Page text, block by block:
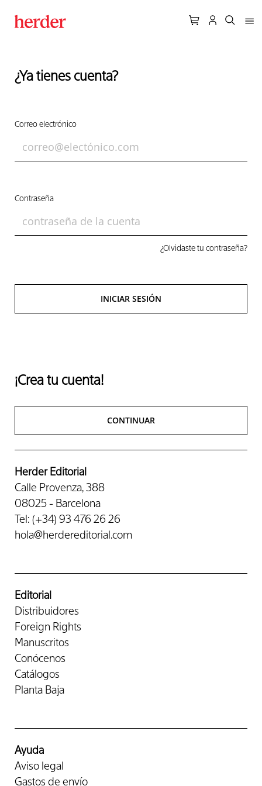
¿Ya tienes cuenta?
Correo electrónico
Contraseña
¿Olvidaste tu contraseña?
INICIAR SESIÓN
¡Crea tu cuenta!
CONTINUAR
Herder Editorial
Calle Provenza, 388
08025 - Barcelona
Tel: (+34) 93 476 26 26
hola@herdereditorial.com
Editorial
Distribuidores
Foreign Rights
Manuscritos
Conócenos
Catálogos
Planta Baja
Ayuda
Aviso legal
Gastos de envío